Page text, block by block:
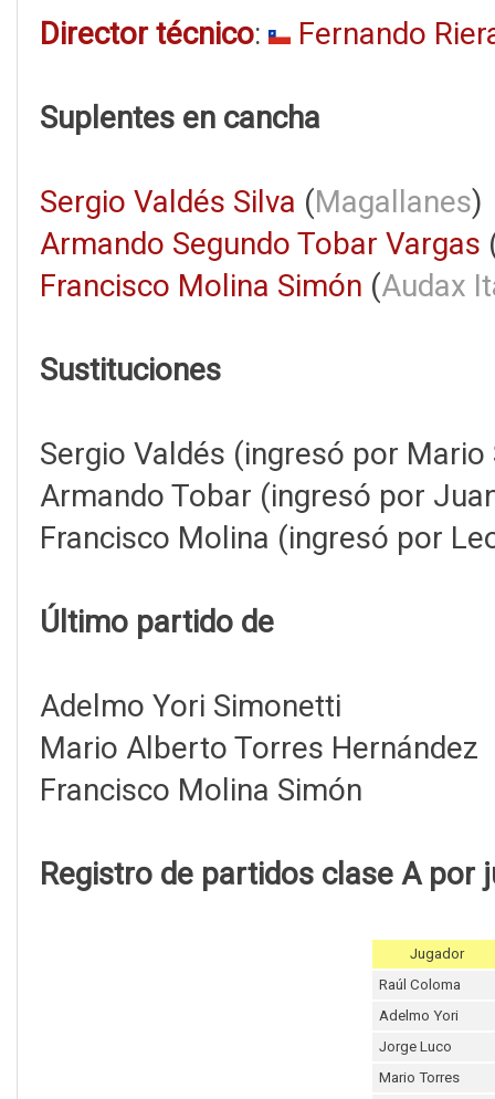
Director técnico: Fernando
Suplentes en cancha
Sergio Valdés Silva (Magallanes)
Armando Segundo Tobar Vargas
Francisco Molina Simón (Audax
Sustituciones
Sergio Valdés (ingresó por Mario
Armando Tobar (ingresó por
Francisco Molina (ingresó por
Último partido de
Adelmo Yori Simonetti
Mario Alberto Torres Hernández
Francisco Molina Simón
Registro de partidos clase A por
Jugador
Raúl Coloma
Adelmo Yori
Jorge Luco
Mario Torres